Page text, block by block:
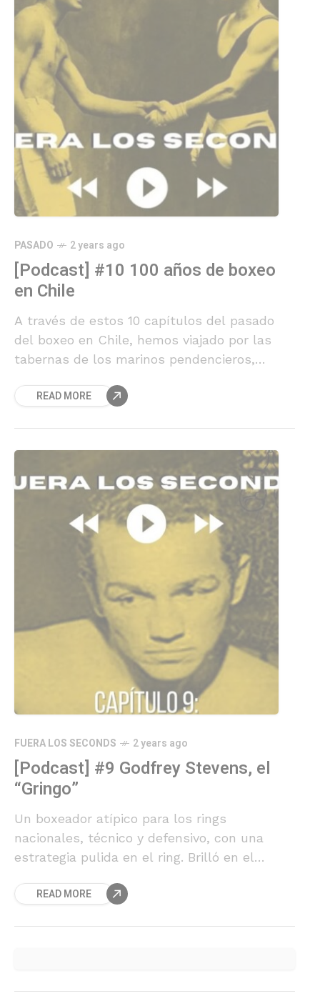
PASADO 2 years ago
[Podcast] #10 100 años de boxeo
en Chile
A través de estos 10 capítulos del pasado
del boxeo en Chile, hemos viajado por las
tabernas de los marinos pendencieros,
presenciado la explosión del boxeo
en la cultura nacional durante los últimos
100 años. Ahora, repasemos los hitos más
destacados de esta historia.
READ MORE
FUERA LOS SECONDS 2 years ago
[Podcast] #9 Godfrey Stevens, el
“Gringo”
Un boxeador atípico para los rings
nacionales, técnico y defensivo, con una
estrategia pulida en el ring. Brilló en el
mundial.
READ MORE